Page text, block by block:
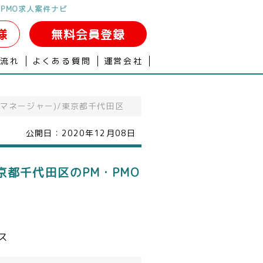
求人案件ナビ
無料会員登録
れ よくある質問 運営会社
ネージャー)/東京都千代田区
公開日： 2020年12月08日
千代田区のPM・PMO